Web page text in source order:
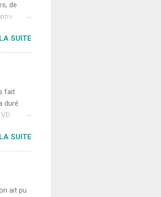
de
Nord et
SUITE
fait
duré
ce qui
le
route,
SUITE
ait pu